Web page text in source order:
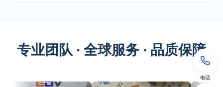
专业团队 · 全球服务 · 品质保障
电话